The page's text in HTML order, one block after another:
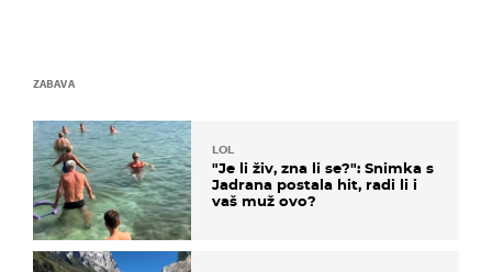
ZABAVA
LOL
"Je li živ, zna li se?": Snimka s
Jadrana postala hit, radi li i
vaš muž ovo?